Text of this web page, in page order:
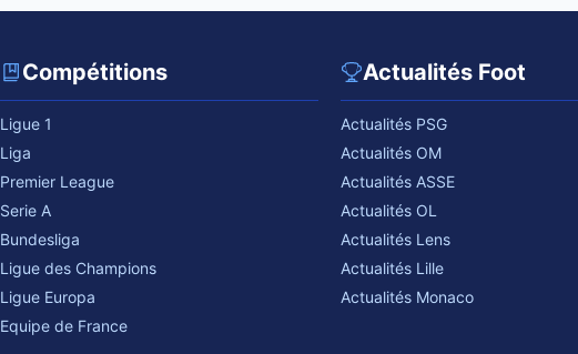
Compétitions
Ligue 1
Liga
Premier League
Serie A
Bundesliga
Ligue des Champions
Ligue Europa
Equipe de France
Actualités Foot
Actualités PSG
Actualités OM
Actualités ASSE
Actualités OL
Actualités Lens
Actualités Lille
Actualités Monaco